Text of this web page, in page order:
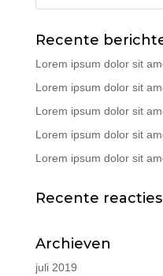
Recente
Lorem ipsum dolor sit
Lorem ipsum dolor sit
Lorem ipsum dolor sit
Lorem ipsum dolor sit
Lorem ipsum dolor sit
Recente reacties
Archieven
juli 2019